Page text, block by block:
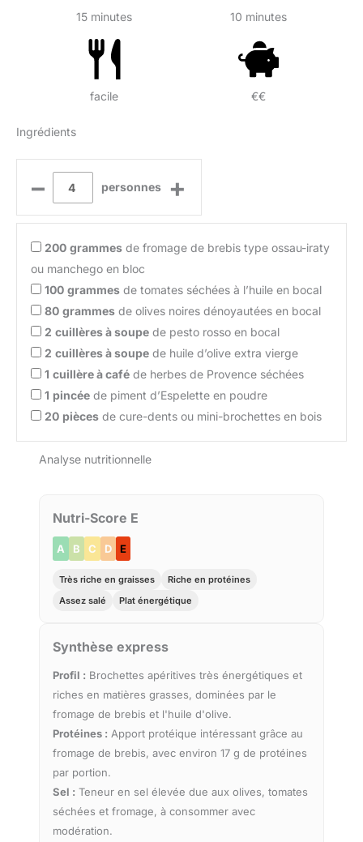
15 minutes 10 minutes
facile €€
Ingrédients
– personnes +
200 grammes de fromage de brebis type ossau-iraty
ou manchego en bloc
100 grammes de tomates séchées à l’huile en bocal
80 grammes de olives noires dénoyautées en bocal
2 cuillères à soupe de pesto rosso en bocal
2 cuillères à soupe de huile d’olive extra vierge
1 cuillère à café de herbes de Provence séchées
1 pincée de piment d’Espelette en poudre
20 pièces de cure-dents ou mini-brochettes en bois
Analyse nutritionnelle
Nutri-Score E
A B C D E
Très riche en graisses
Riche en protéines
Assez salé
Plat énergétique
Synthèse express
Profil : Brochettes apéritives très énergétiques et
riches en matières grasses, dominées par le
fromage de brebis et l'huile d'olive.
Protéines : Apport protéique intéressant grâce au
fromage de brebis, avec environ 17 g de protéines
par portion.
Sel : Teneur en sel élevée due aux olives, tomates
séchées et fromage, à consommer avec
modération.